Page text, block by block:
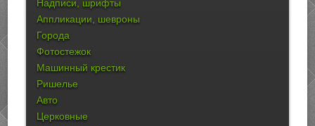
Надписи, шрифты
Аппликации, шевроны
Города
Фотостежок
Машинный крестик
Ришелье
Авто
Церковные